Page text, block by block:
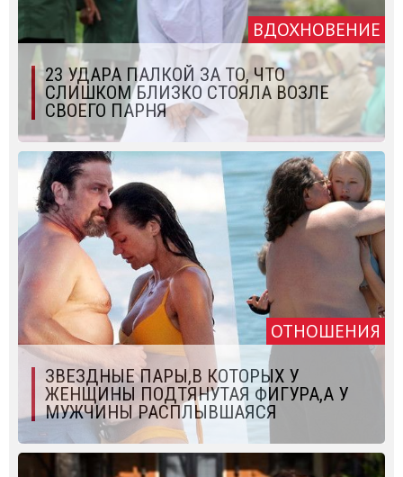
ВДОХНОВЕНИЕ
23 УДАРА ПАЛКОЙ ЗА ТО, ЧТО
СЛИШКОМ БЛИЗКО СТОЯЛА ВОЗЛЕ
СВОЕГО ПАРНЯ
ОТНОШЕНИЯ
ЗВЕЗДНЫЕ ПАРЫ,В КОТОРЫХ У
ЖЕНЩИНЫ ПОДТЯНУТАЯ ФИГУРА,А У
МУЖЧИНЫ РАСПЛЫВШАЯСЯ